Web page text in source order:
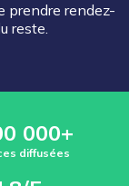
prendre rendez-
reste.
000+
diffusées